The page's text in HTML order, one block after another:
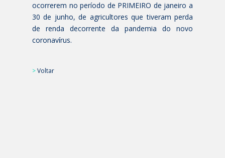
ocorrerem no período de PRIMEIRO de janeiro a
30 de junho, de agricultores que tiveram perda
de renda decorrente da pandemia do novo
coronavírus.
>Voltar